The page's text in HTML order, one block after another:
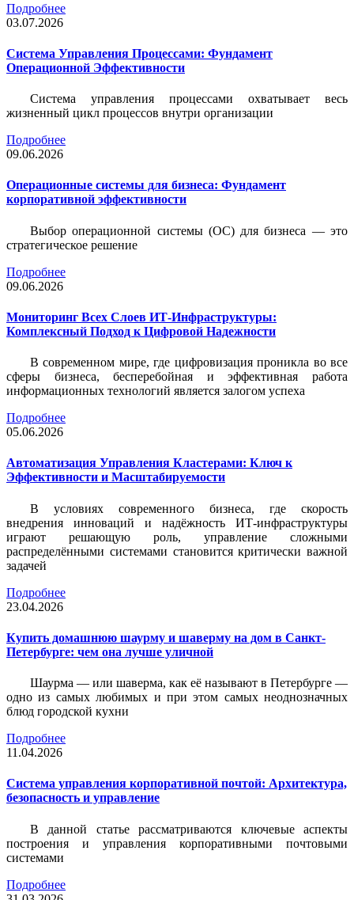
Подробнее
03.07.2026
Система Управления Процессами: Фундамент
Операционной Эффективности
Система управления процессами охватывает весь
жизненный цикл процессов внутри организации
Подробнее
09.06.2026
Операционные системы для бизнеса: Фундамент
корпоративной эффективности
Выбор операционной системы (ОС) для бизнеса — это
стратегическое решение
Подробнее
09.06.2026
Мониторинг Всех Слоев ИТ-Инфраструктуры:
Комплексный Подход к Цифровой Надежности
В современном мире, где цифровизация проникла во все
сферы бизнеса, бесперебойная и эффективная работа
информационных технологий является залогом успеха
Подробнее
05.06.2026
Автоматизация Управления Кластерами: Ключ к
Эффективности и Масштабируемости
В условиях современного бизнеса, где скорость
внедрения инноваций и надёжность ИТ-инфраструктуры
играют решающую роль, управление сложными
распределёнными системами становится критически важной
задачей
Подробнее
23.04.2026
Купить домашнюю шаурму и шаверму на дом в Санкт-
Петербурге: чем она лучше уличной
Шаурма — или шаверма, как её называют в Петербурге —
одно из самых любимых и при этом самых неоднозначных
блюд городской кухни
Подробнее
11.04.2026
Система управления корпоративной почтой: Архитектура,
безопасность и управление
В данной статье рассматриваются ключевые аспекты
построения и управления корпоративными почтовыми
системами
Подробнее